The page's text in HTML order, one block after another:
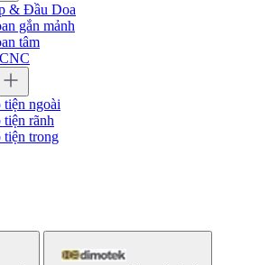
& Đầu Doa
gắn mảnh
tâm
tiện ngoài
tiện rãnh
tiện trong